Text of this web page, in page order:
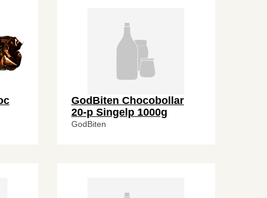
GodBiten Chocobollar
20-p Singelp 1000g
GodBiten